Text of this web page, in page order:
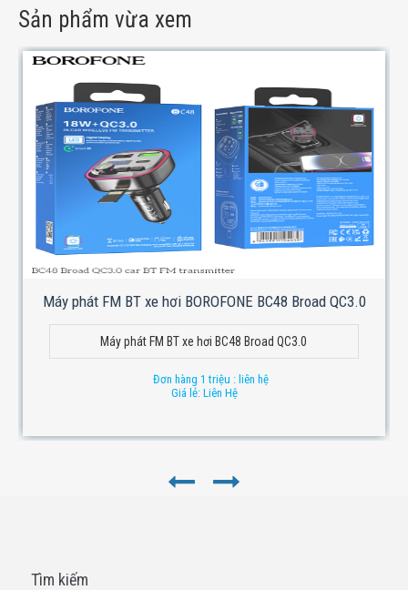
Sản phẩm vừa xem
Máy phát FM BT xe hơi BOROFONE BC48 Broad QC3.0
Máy phát FM BT xe hơi BC48 Broad QC3.0
Đơn hàng 1 triệu : liên hệ
Giá lẻ: Liên Hệ
Tìm kiếm